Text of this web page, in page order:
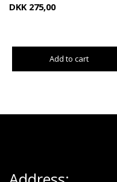
DKK 275,00
Add to cart